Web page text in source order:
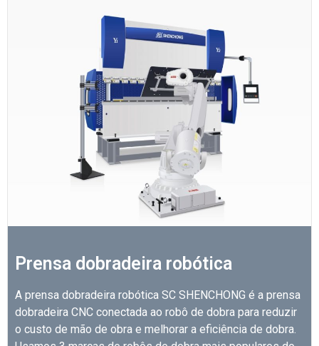
Prensa dobradeira robótica
A prensa dobradeira robótica SC SHENCHONG é a prensa
dobradeira CNC conectada ao robô de dobra para reduzir
o custo de mão de obra e melhorar a eficiência de dobra.